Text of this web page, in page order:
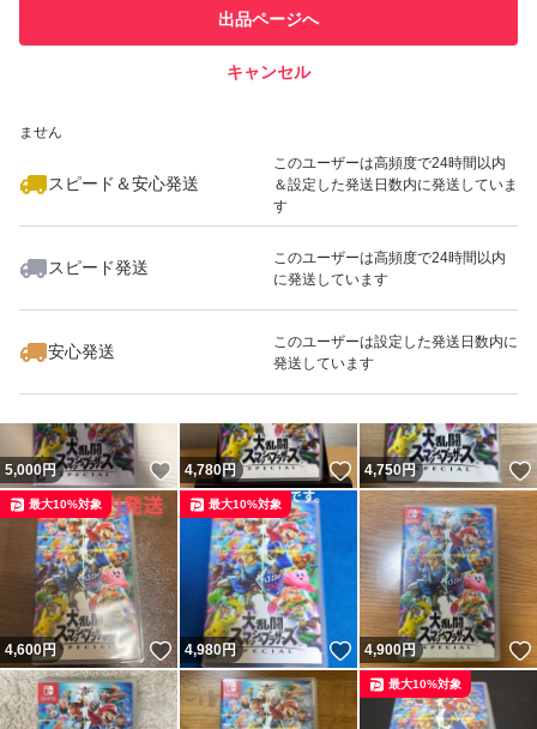
での取引実績があります
ません
スピード＆安心発送
このユーザーは高頻度で24時間以内
＆設定した発送日数内に発送していま
す
スピード発送
このユーザーは高頻度で24時間以内
に発送しています
安心発送
このユーザーは設定した発送日数内に
発送しています
出品ページへ
キャンセル
いいね！
4,830
5,000円 いいね！
4,780円 いいね！
4,750円
4,600円 いいね！
最大10%対象
4,980円 いいね！
最大10%対象
4,900円
最大10%対象